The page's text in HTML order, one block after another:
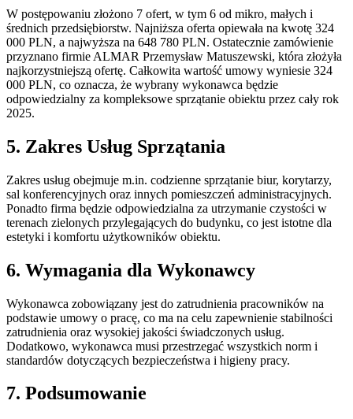
W postępowaniu złożono 7 ofert, w tym 6 od mikro, małych i
średnich przedsiębiorstw. Najniższa oferta opiewała na kwotę 324
000 PLN, a najwyższa na 648 780 PLN. Ostatecznie zamówienie
przyznano firmie ALMAR Przemysław Matuszewski, która złożyła
najkorzystniejszą ofertę. Całkowita wartość umowy wyniesie 324
000 PLN, co oznacza, że wybrany wykonawca będzie
odpowiedzialny za kompleksowe sprzątanie obiektu przez cały rok
2025.
5. Zakres Usług Sprzątania
Zakres usług obejmuje m.in. codzienne sprzątanie biur, korytarzy,
sal konferencyjnych oraz innych pomieszczeń administracyjnych.
Ponadto firma będzie odpowiedzialna za utrzymanie czystości w
terenach zielonych przylegających do budynku, co jest istotne dla
estetyki i komfortu użytkowników obiektu.
6. Wymagania dla Wykonawcy
Wykonawca zobowiązany jest do zatrudnienia pracowników na
podstawie umowy o pracę, co ma na celu zapewnienie stabilności
zatrudnienia oraz wysokiej jakości świadczonych usług.
Dodatkowo, wykonawca musi przestrzegać wszystkich norm i
standardów dotyczących bezpieczeństwa i higieny pracy.
7. Podsumowanie